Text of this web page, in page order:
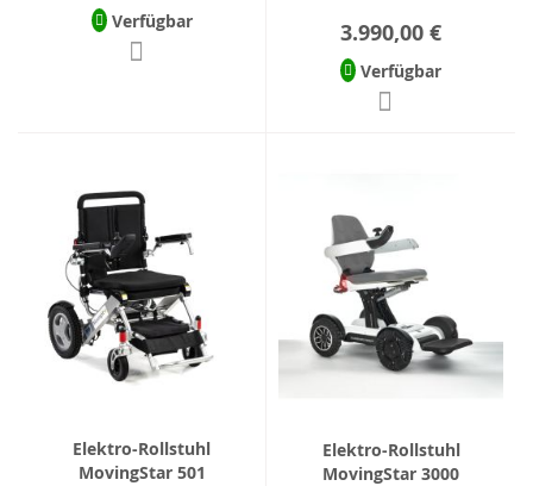
Verfügbar 3.990,00 €
Verfügbar
Elektro-Rollstuhl
MovingStar 501
Elektro-Rollstuhl
MovingStar 3000